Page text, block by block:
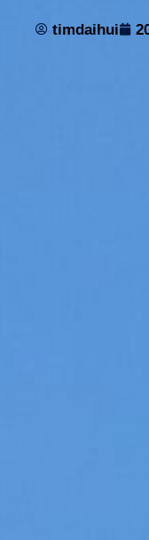
timdaihui